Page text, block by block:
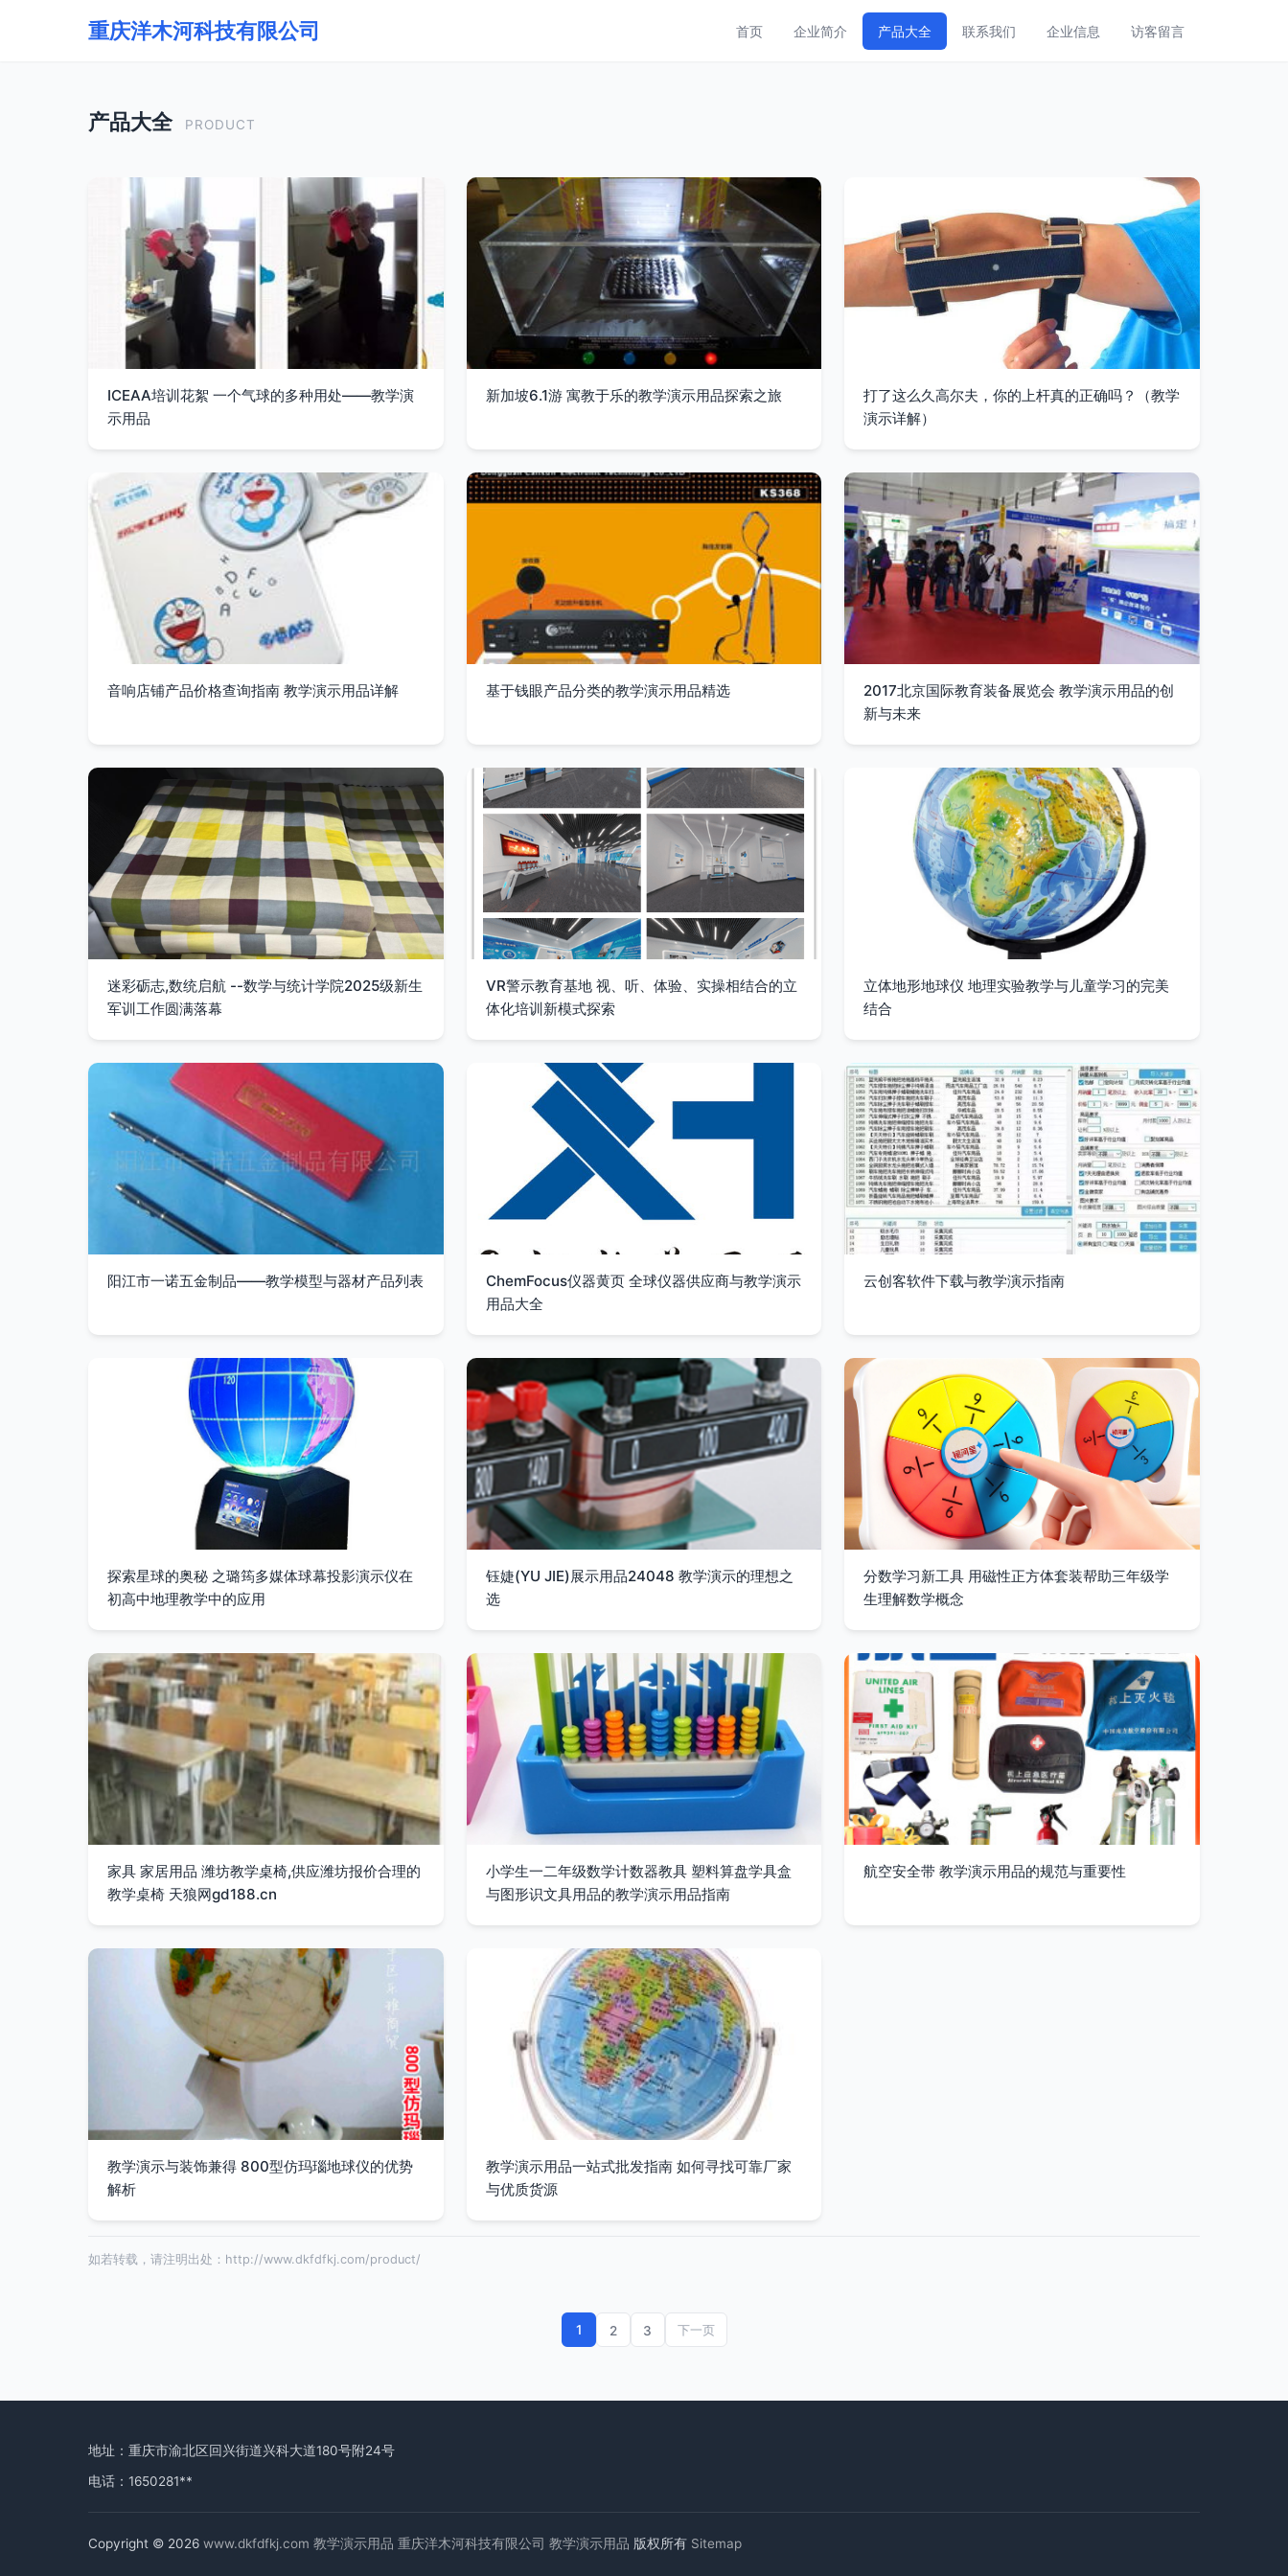
重庆洋木河科技有限公司 首页 企业简介 产品大全 联系我们 企业信息 访客留言
产品大全 PRODUCT
ICEAA培训花絮 一个气球的多种用处——教学演
示用品
新加坡6.1游 寓教于乐的教学演示用品探索之旅
打了这么久高尔夫，你的上杆真的正确吗？（教学
演示详解）
音响店铺产品价格查询指南 教学演示用品详解 基于钱眼产品分类的教学演示用品精选
2017北京国际教育装备展览会 教学演示用品的创
新与未来
迷彩砺志,数统启航 --数学与统计学院2025级新生
军训工作圆满落幕
VR警示教育基地 视、听、体验、实操相结合的立
体化培训新模式探索
立体地形地球仪 地理实验教学与儿童学习的完美
结合
阳江市一诺五金制品——教学模型与器材产品列表
ChemFocus仪器黄页 全球仪器供应商与教学演示
用品大全
云创客软件下载与教学演示指南
探索星球的奥秘 之璐筠多媒体球幕投影演示仪在
初高中地理教学中的应用
钰婕(YU JIE)展示用品24048 教学演示的理想之
选
分数学习新工具 用磁性正方体套装帮助三年级学
生理解数学概念
家具 家居用品 潍坊教学桌椅,供应潍坊报价合理的
教学桌椅 天狼网gd188.cn
小学生一二年级数学计数器教具 塑料算盘学具盒
与图形识文具用品的教学演示用品指南
航空安全带 教学演示用品的规范与重要性
教学演示与装饰兼得 800型仿玛瑙地球仪的优势
解析
教学演示用品一站式批发指南 如何寻找可靠厂家
与优质货源
如若转载，请注明出处：http://www.dkfdfkj.com/product/
1 2 3 下一页
地址：重庆市渝北区回兴街道兴科大道180号附24号
电话：1650281**
Copyright © 2026 www.dkfdfkj.com 教学演示用品 重庆洋木河科技有限公司 教学演示用品 版权所有 Sitemap